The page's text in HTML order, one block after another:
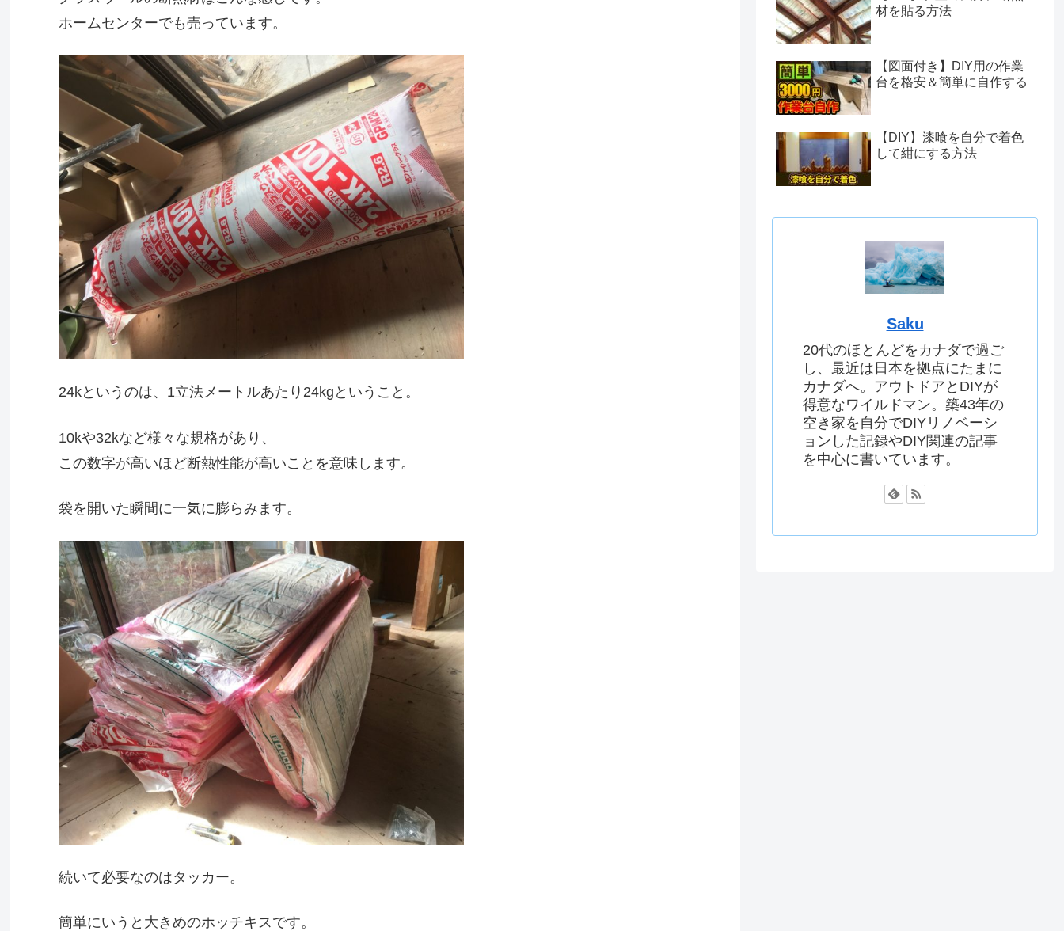
ホームセンターでも売っています。
24kというのは、1立法メートルあたり24kgということ。
10kや32kなど様々な規格があり、
この数字が高いほど断熱性能が高いことを意味します。
袋を開いた瞬間に一気に膨らみます。
続いて必要なのはタッカー。
簡単にいうと大きめのホッチキスです。
材を貼る方法
【図面付き】DIY用の作業
台を格安＆簡単に自作する
【DIY】漆喰を自分で着色
して紺にする方法
Saku
20代のほとんどをカナダで過ご
し、最近は日本を拠点にたまに
カナダへ。アウトドアとDIYが
得意なワイルドマン。築43年の
空き家を自分でDIYリノベーシ
ョンした記録やDIY関連の記事
を中心に書いています。